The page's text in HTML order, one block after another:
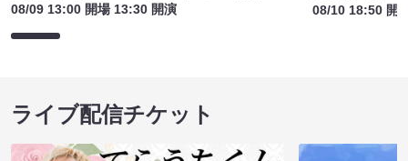
08/09 13:00 開場 13:30 開演
08/10 18:50 開
ライブ配信チケット